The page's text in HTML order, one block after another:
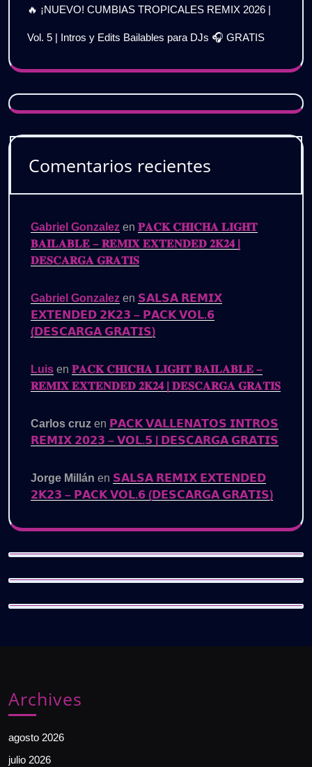
🔥 ¡NUEVO! CUMBIAS TROPICALES REMIX 2026 |
Vol. 5 | Intros y Edits Bailables para DJs 🎧 GRATIS
Comentarios recientes
Gabriel Gonzalez en 𝐏𝐀𝐂𝐊 𝐂𝐇𝐈𝐂𝐇𝐀 𝐋𝐈𝐆𝐇𝐓
𝐁𝐀𝐈𝐋𝐀𝐁𝐋𝐄 – 𝐑𝐄𝐌𝐈𝐗 𝐄𝐗𝐓𝐄𝐍𝐃𝐄𝐃 𝟐𝐊𝟐𝟒 |
𝐃𝐄𝐒𝐂𝐀𝐑𝐆𝐀 𝐆𝐑𝐀𝐓𝐈𝐒
Gabriel Gonzalez en 𝗦𝗔𝗟𝗦𝗔 𝗥𝗘𝗠𝗜𝗫
𝗘𝗫𝗧𝗘𝗡𝗗𝗘𝗗 𝟮𝗞𝟮𝟯 – 𝗣𝗔𝗖𝗞 𝗩𝗢𝗟.𝟲
(𝗗𝗘𝗦𝗖𝗔𝗥𝗚𝗔 𝗚𝗥𝗔𝗧𝗜𝗦)
Luis en 𝐏𝐀𝐂𝐊 𝐂𝐇𝐈𝐂𝐇𝐀 𝐋𝐈𝐆𝐇𝐓 𝐁𝐀𝐈𝐋𝐀𝐁𝐋𝐄 –
𝐑𝐄𝐌𝐈𝐗 𝐄𝐗𝐓𝐄𝐍𝐃𝐄𝐃 𝟐𝐊𝟐𝟒 | 𝐃𝐄𝐒𝐂𝐀𝐑𝐆𝐀 𝐆𝐑𝐀𝐓𝐈𝐒
Carlos cruz en 𝗣𝗔𝗖𝗞 𝗩𝗔𝗟𝗟𝗘𝗡𝗔𝗧𝗢𝗦 𝗜𝗡𝗧𝗥𝗢𝗦
𝗥𝗘𝗠𝗜𝗫 𝟮𝟬𝟮𝟯 – 𝗩𝗢𝗟.𝟱 | 𝗗𝗘𝗦𝗖𝗔𝗥𝗚𝗔 𝗚𝗥𝗔𝗧𝗜𝗦
Jorge Millán en 𝗦𝗔𝗟𝗦𝗔 𝗥𝗘𝗠𝗜𝗫 𝗘𝗫𝗧𝗘𝗡𝗗𝗘𝗗
𝟮𝗞𝟮𝟯 – 𝗣𝗔𝗖𝗞 𝗩𝗢𝗟.𝟲 (𝗗𝗘𝗦𝗖𝗔𝗥𝗚𝗔 𝗚𝗥𝗔𝗧𝗜𝗦)
Archives
agosto 2026
julio 2026